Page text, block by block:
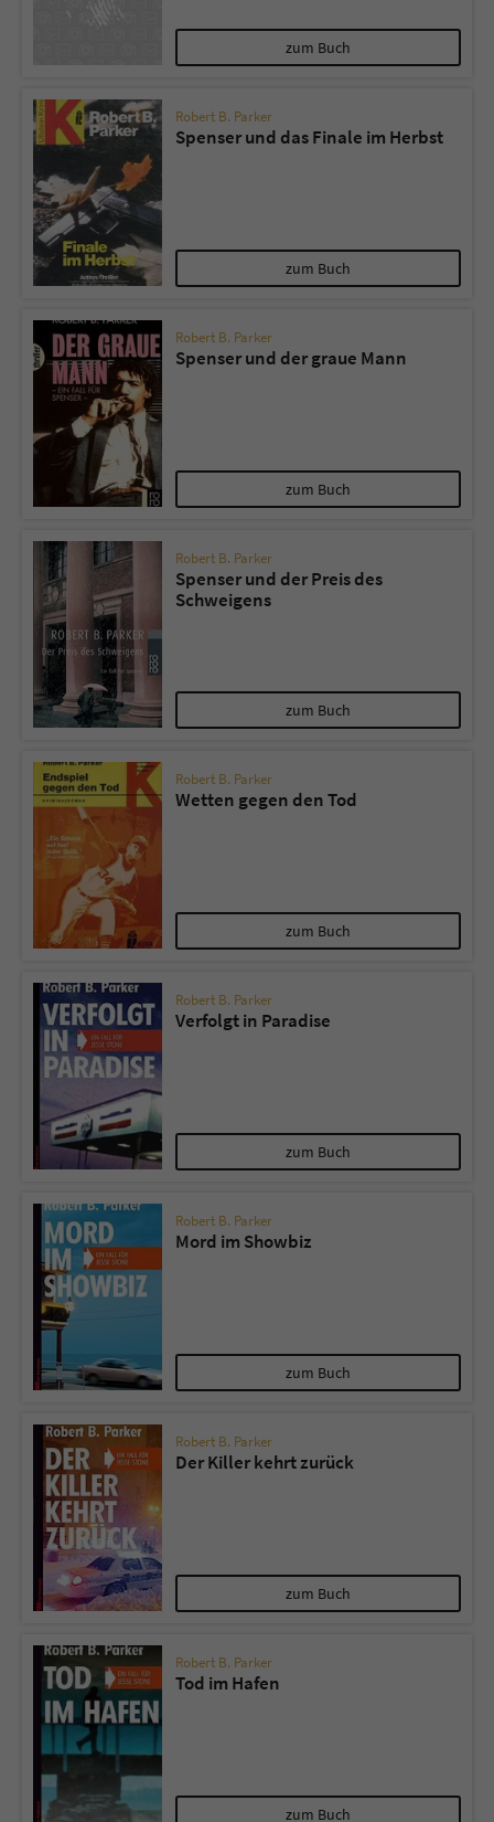
zum Buch
Robert B. Parker
Spenser und das Finale im Herbst
zum Buch
Robert B. Parker
Spenser und der graue Mann
zum Buch
Robert B. Parker
Spenser und der Preis des
Schweigens
zum Buch
Robert B. Parker
Wetten gegen den Tod
zum Buch
Robert B. Parker
Verfolgt in Paradise
zum Buch
Robert B. Parker
Mord im Showbiz
zum Buch
Robert B. Parker
Der Killer kehrt zurück
zum Buch
Robert B. Parker
Tod im Hafen
zum Buch